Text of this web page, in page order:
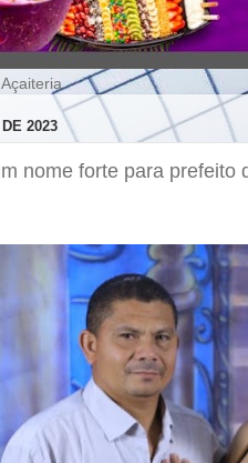
2023
nome forte para prefeito